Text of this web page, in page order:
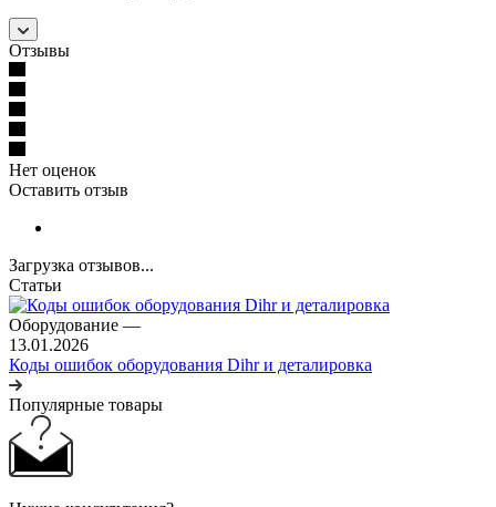
Отзывы
Нет оценок
Оставить отзыв
Загрузка отзывов...
Статьи
Оборудование —
13.01.2026
Коды ошибок оборудования Dihr и деталировка
Популярные товары